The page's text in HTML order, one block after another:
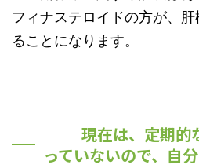
フィナステロイドの方が、
ることになります。
現在は、定期的
っていないので、自